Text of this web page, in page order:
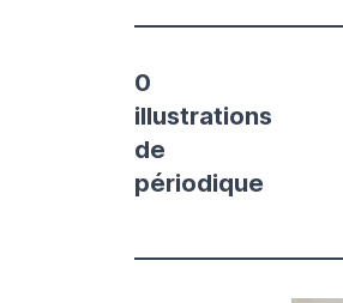
0
illustrations
de
périodique